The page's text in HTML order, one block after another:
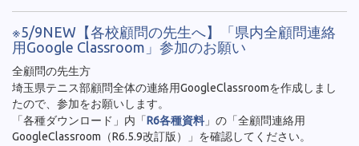
※5/9NEW【各校顧問の先生へ】「県内全顧問連絡
用Google Classroom」参加のお願い
全顧問の先生方
埼玉県テニス部顧問全体の連絡用GoogleClassroomを作成しまし
たので、参加をお願いします。
「各種ダウンロード」内「R6各種資料 」の「全顧問連絡用
GoogleClassroom（R6.5.9改訂版）」を確認してください。